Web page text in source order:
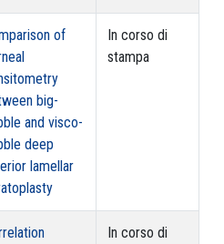
of
big-
and visco-
deep
lamellar
In corso di
stampa
In corso di